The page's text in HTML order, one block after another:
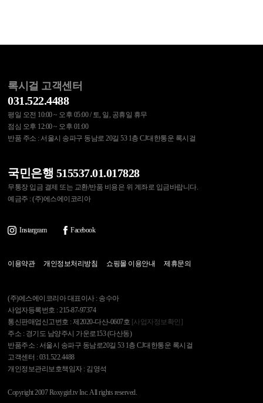
록시걸 고객센터
031.522.4488
평일 오전 10:00 ~ 오후 05:00 / 토, 일, 공휴일 휴무
점심 오후 12:00 ~ 오후 01:00
반품 주소 : 서울시 송파구 동남로 20길 53 1층 CJ대한통운 록시걸
국민은행 515537.01.017828
무통장 입금 결제 또는 교환/반품 비용은 위 계좌로 입금바랍니다.
예금주 : (주)에스에이코리아
Instargram Facebook
이용약관 개인정보처리방침 쇼핑몰 이용안내 제휴문의
(주)에스에이코리아 대표이사 : 송수아
사업자등록번호 : 215-87-97374
통신판매업신고번호 : 제2020-다산-0607호 [사업자정보확인]
주소 : 경기도 남양주시 가운로153 (다산동)
반품주소 : 서울시 송파구 동남로20길 53 1층 CJ대한통운 록시걸
고객센터 : 031.522.4488
개인정보관리보호책임자 : 김영석
Copyright 2007 Roxygirl.tv Inc. All rights reserved.